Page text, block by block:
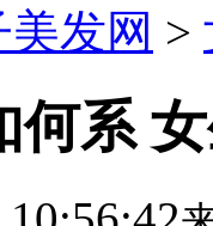
发网 >
何系